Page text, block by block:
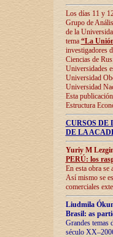
Los días 11 y
Grupo de
de la
tema “La
investigadores
Ciencias de
Universidades
Universidad
Universidad
Esta
Estructura
CURSOS
DE LA
Yuriy M
PERÚ: los
En esta obra se
Así mismo se
comerciales
Liudmila
Brasil: as
Grandes temas
século